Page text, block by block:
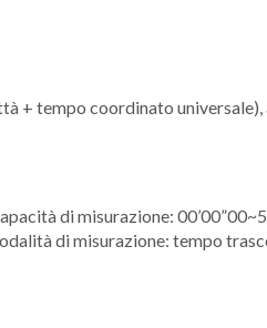
+ tempo coordinato
di misurazione:
di misurazione: tempo